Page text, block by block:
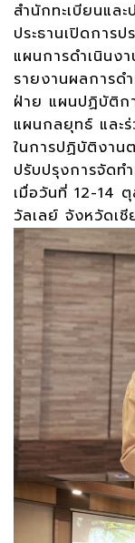
สำนักทะเบียนแล
ประธานเปิดการ
แผนการดำเนินง
รายงานผลการด
ฝ่าย แผนปฏิบัติก
แผนกลยุทธ์ และ
ในการปฏิบัติงาน
ปรับปรุงการจัดท
เมื่อวันที่ 12-14
วัลเลย์ จังหวัดเชี